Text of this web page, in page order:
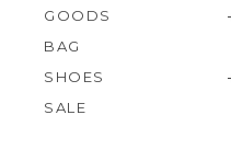
GOODS
BAG
SHOES
SALE